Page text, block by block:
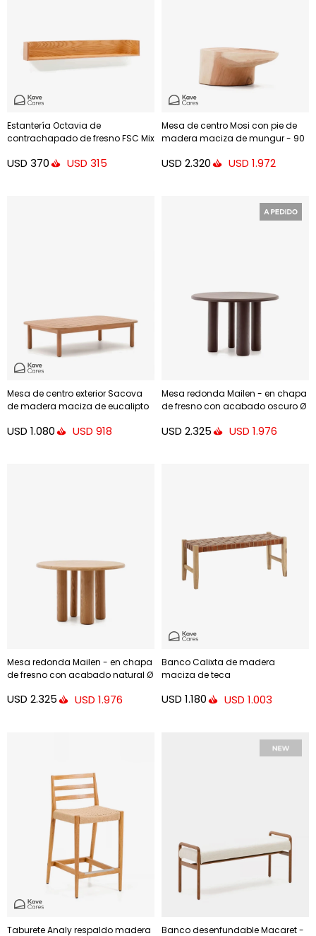
Estantería Octavia de
contrachapado de fresno FSC Mix
USD 370 USD 315
Mesa de centro Mosi con pie de
madera maciza de mungur - 90
USD 2.320 USD 1.972
Mesa de centro exterior Sacova
de madera maciza de eucalipto
USD 1.080 USD 918
Mesa redonda Mailen - en chapa
de fresno con acabado oscuro Ø
USD 2.325 USD 1.976
Mesa redonda Mailen - en chapa
de fresno con acabado natural Ø
USD 2.325 USD 1.976
Banco Calixta de madera
maciza de teca
USD 1.180 USD 1.003
Taburete Analy respaldo madera Banco desenfundable Macaret -